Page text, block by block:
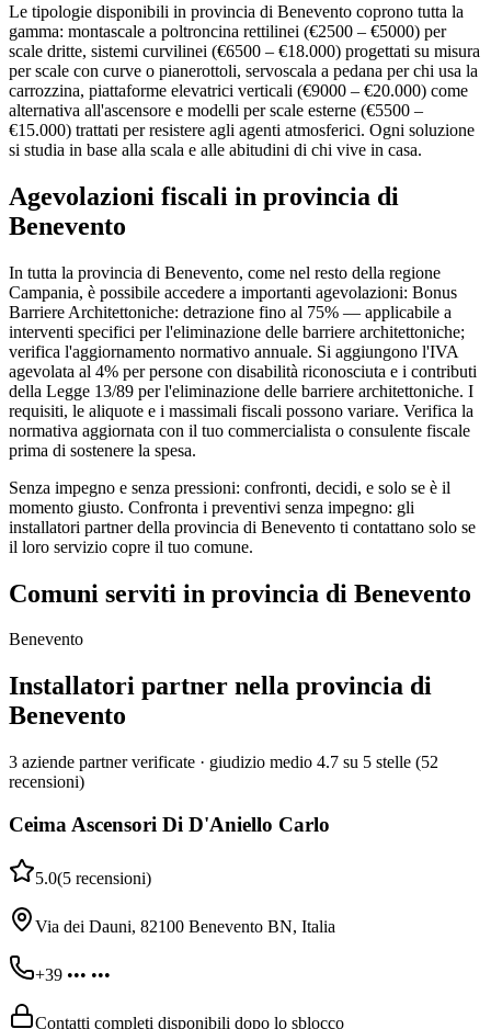
Le tipologie disponibili in provincia di Benevento coprono tutta la
gamma: montascale a poltroncina rettilinei (€2500 – €5000) per
scale dritte, sistemi curvilinei (€6500 – €18.000) progettati su misura
per scale con curve o pianerottoli, servoscala a pedana per chi usa la
carrozzina, piattaforme elevatrici verticali (€9000 – €20.000) come
alternativa all'ascensore e modelli per scale esterne (€5500 –
€15.000) trattati per resistere agli agenti atmosferici. Ogni soluzione
si studia in base alla scala e alle abitudini di chi vive in casa.
Agevolazioni fiscali in provincia di
Benevento
In tutta la provincia di Benevento, come nel resto della regione
Campania, è possibile accedere a importanti agevolazioni: Bonus
Barriere Architettoniche: detrazione fino al 75% — applicabile a
interventi specifici per l'eliminazione delle barriere architettoniche;
verifica l'aggiornamento normativo annuale. Si aggiungono l'IVA
agevolata al 4% per persone con disabilità riconosciuta e i contributi
della Legge 13/89 per l'eliminazione delle barriere architettoniche. I
requisiti, le aliquote e i massimali fiscali possono variare. Verifica la
normativa aggiornata con il tuo commercialista o consulente fiscale
prima di sostenere la spesa.
Senza impegno e senza pressioni: confronti, decidi, e solo se è il
momento giusto. Confronta i preventivi senza impegno: gli
installatori partner della provincia di Benevento ti contattano solo se
il loro servizio copre il tuo comune.
Comuni serviti in provincia di Benevento
Benevento
Installatori partner nella provincia di
Benevento
3 aziende partner verificate · giudizio medio 4.7 su 5 stelle (52
recensioni)
Ceima Ascensori Di D'Aniello Carlo
5.0(5 recensioni)
Via dei Dauni, 82100 Benevento BN, Italia
+39 ••• •••
Contatti completi disponibili dopo lo sblocco